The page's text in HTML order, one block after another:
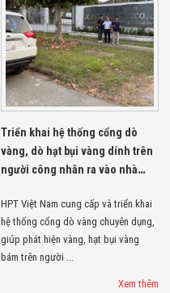
Thiết Bị Ngành
Giáo Dục
Thiết Bị Ngành
Thủy Sản
Thiết Bị Ngành
Giày Da, Túi
Xách
Dự Án Triển
Khai
Dự Án Ngành
Thủy Sản
Thực Phẩm
Dự Án Ngành
Siêu Thị - Ngân
Hàng
Giáo Dục -
Triển khai hệ thống cổng dò
vàng, dò hạt bụi vàng dính trên
người công nhân ra vào nhà
HPT Việt Nam cung cấp và triển khai
hệ thống cổng dò vàng chuyên dụng,
giúp phát hiện vàng, hạt bụi vàng
bám trên người ...
Xem thêm